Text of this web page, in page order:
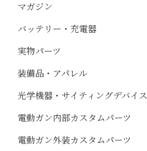
マガジン
バッテリー・充電器
実物パーツ
装備品・アパレル
光学機器・サイティングデバイス
電動ガン内部カスタムパーツ
電動ガン外装カスタムパーツ